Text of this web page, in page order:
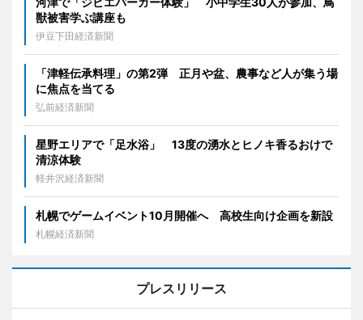
獣被害学ぶ講座も
伊豆下田経済新聞
「津軽伝承料理」の第2弾 正月や盆、農事など人が集う場
に焦点を当てる
弘前経済新聞
星野エリアで「足水浴」 13度の湧水とヒノキ香るおけで
清涼体験
軽井沢経済新聞
札幌でゲームイベント10月開催へ 高校生向け企画を新設
札幌経済新聞
プレスリリース